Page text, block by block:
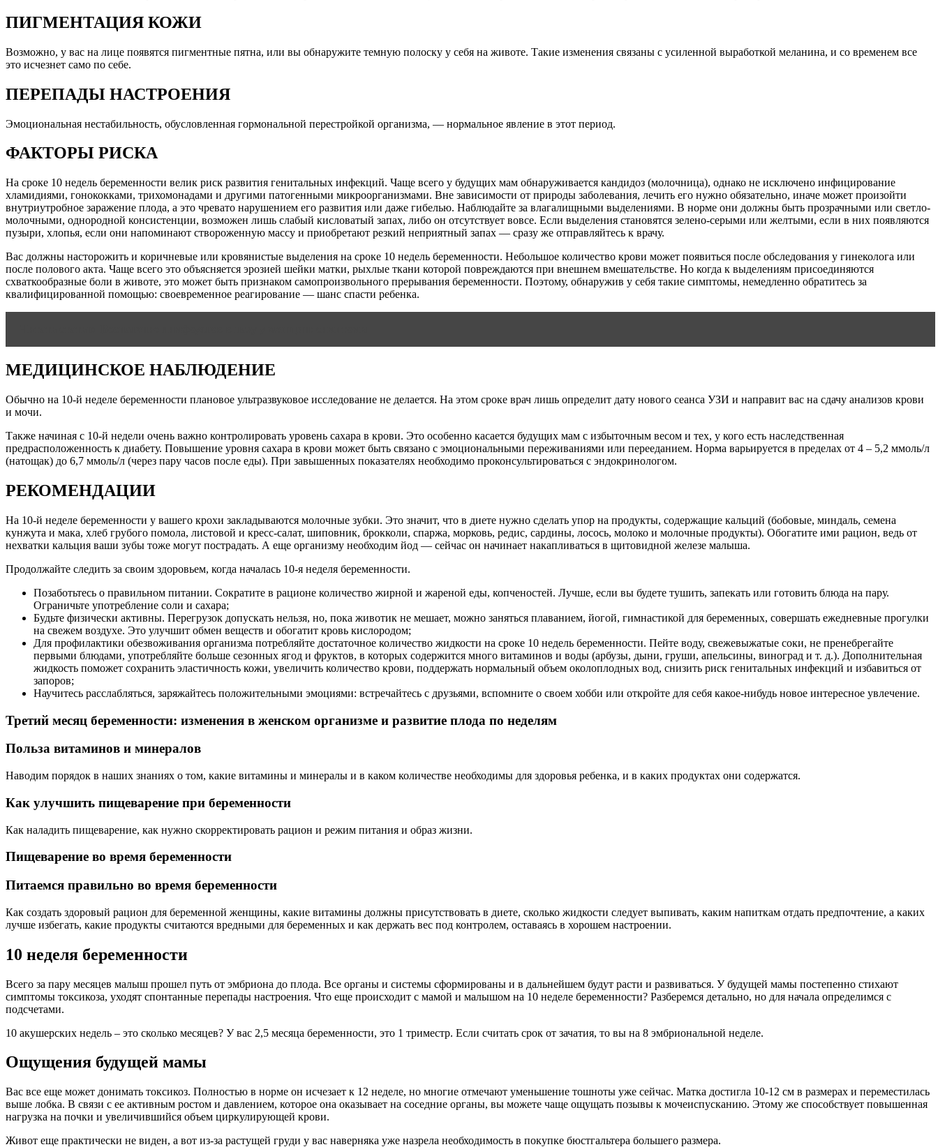
ПИГМЕНТАЦИЯ КОЖИ
Возможно, у вас на лице появятся пигментные пятна, или вы обнаружите темную полоску у себя на животе. Такие изменения связаны с усиленной выработкой меланина, и со временем все
это исчезнет само по себе.
ПЕРЕПАДЫ НАСТРОЕНИЯ
Эмоциональная нестабильность, обусловленная гормональной перестройкой организма, — нормальное явление в этот период.
ФАКТОРЫ РИСКА
На сроке 10 недель беременности велик риск развития генитальных инфекций. Чаще всего у будущих мам обнаруживается кандидоз (молочница), однако не исключено инфицирование
хламидиями, гонококками, трихомонадами и другими патогенными микроорганизмами. Вне зависимости от природы заболевания, лечить его нужно обязательно, иначе может произойти
внутриутробное заражение плода, а это чревато нарушением его развития или даже гибелью. Наблюдайте за влагалищными выделениями. В норме они должны быть прозрачными или светло-
молочными, однородной консистенции, возможен лишь слабый кисловатый запах, либо он отсутствует вовсе. Если выделения становятся зелено-серыми или желтыми, если в них появляются
пузыри, хлопья, если они напоминают створоженную массу и приобретают резкий неприятный запах — сразу же отправляйтесь к врачу.
Вас должны насторожить и коричневые или кровянистые выделения на сроке 10 недель беременности. Небольшое количество крови может появиться после обследования у гинеколога или
после полового акта. Чаще всего это объясняется эрозией шейки матки, рыхлые ткани которой повреждаются при внешнем вмешательстве. Но когда к выделениям присоединяются
схваткообразные боли в животе, это может быть признаком самопроизвольного прерывания беременности. Поэтому, обнаружив у себя такие симптомы, немедленно обратитесь за
квалифицированной помощью: своевременное реагирование — шанс спасти ребенка.
МЕДИЦИНСКОЕ НАБЛЮДЕНИЕ
Обычно на 10-й неделе беременности плановое ультразвуковое исследование не делается. На этом сроке врач лишь определит дату нового сеанса УЗИ и направит вас на сдачу анализов крови
и мочи.
Также начиная с 10-й недели очень важно контролировать уровень сахара в крови. Это особенно касается будущих мам с избыточным весом и тех, у кого есть наследственная
предрасположенность к диабету. Повышение уровня сахара в крови может быть связано с эмоциональными переживаниями или перееданием. Норма варьируется в пределах от 4 – 5,2 ммоль/л
(натощак) до 6,7 ммоль/л (через пару часов после еды). При завышенных показателях необходимо проконсультироваться с эндокринологом.
РЕКОМЕНДАЦИИ
На 10-й неделе беременности у вашего крохи закладываются молочные зубки. Это значит, что в диете нужно сделать упор на продукты, содержащие кальций (бобовые, миндаль, семена
кунжута и мака, хлеб грубого помола, листовой и кресс-салат, шиповник, брокколи, спаржа, морковь, редис, сардины, лосось, молоко и молочные продукты). Обогатите ими рацион, ведь от
нехватки кальция ваши зубы тоже могут пострадать. А еще организму необходим йод — сейчас он начинает накапливаться в щитовидной железе малыша.
Продолжайте следить за своим здоровьем, когда началась 10-я неделя беременности.
Позаботьтесь о правильном питании. Сократите в рационе количество жирной и жареной еды, копченостей. Лучше, если вы будете тушить, запекать или готовить блюда на пару.
Ограничьте употребление соли и сахара;
Будьте физически активны. Перегрузок допускать нельзя, но, пока животик не мешает, можно заняться плаванием, йогой, гимнастикой для беременных, совершать ежедневные прогулки
на свежем воздухе. Это улучшит обмен веществ и обогатит кровь кислородом;
Для профилактики обезвоживания организма потребляйте достаточное количество жидкости на сроке 10 недель беременности. Пейте воду, свежевыжатые соки, не пренебрегайте
первыми блюдами, употребляйте больше сезонных ягод и фруктов, в которых содержится много витаминов и воды (арбузы, дыни, груши, апельсины, виноград и т. д.). Дополнительная
жидкость поможет сохранить эластичность кожи, увеличить количество крови, поддержать нормальный объем околоплодных вод, снизить риск генитальных инфекций и избавиться от
запоров;
Научитесь расслабляться, заряжайтесь положительными эмоциями: встречайтесь с друзьями, вспомните о своем хобби или откройте для себя какое-нибудь новое интересное увлечение.
Третий месяц беременности: изменения в женском организме и развитие плода по неделям
Польза витаминов и минералов
Наводим порядок в наших знаниях о том, какие витамины и минералы и в каком количестве необходимы для здоровья ребенка, и в каких продуктах они содержатся.
Как улучшить пищеварение при беременности
Как наладить пищеварение, как нужно скорректировать рацион и режим питания и образ жизни.
Пищеварение во время беременности
Питаемся правильно во время беременности
Как создать здоровый рацион для беременной женщины, какие витамины должны присутствовать в диете, сколько жидкости следует выпивать, каким напиткам отдать предпочтение, а каких
лучше избегать, какие продукты считаются вредными для беременных и как держать вес под контролем, оставаясь в хорошем настроении.
10 неделя беременности
Всего за пару месяцев малыш прошел путь от эмбриона до плода. Все органы и системы сформированы и в дальнейшем будут расти и развиваться. У будущей мамы постепенно стихают
симптомы токсикоза, уходят спонтанные перепады настроения. Что еще происходит с мамой и малышом на 10 неделе беременности? Разберемся детально, но для начала определимся с
подсчетами.
10 акушерских недель – это сколько месяцев? У вас 2,5 месяца беременности, это 1 триместр. Если считать срок от зачатия, то вы на 8 эмбриональной неделе.
Ощущения будущей мамы
Вас все еще может донимать токсикоз. Полностью в норме он исчезает к 12 неделе, но многие отмечают уменьшение тошноты уже сейчас. Матка достигла 10-12 см в размерах и переместилась
выше лобка. В связи с ее активным ростом и давлением, которое она оказывает на соседние органы, вы можете чаще ощущать позывы к мочеиспусканию. Этому же способствует повышенная
нагрузка на почки и увеличившийся объем циркулирующей крови.
Живот еще практически не виден, а вот из-за растущей груди у вас наверняка уже назрела необходимость в покупке бюстгальтера большего размера.